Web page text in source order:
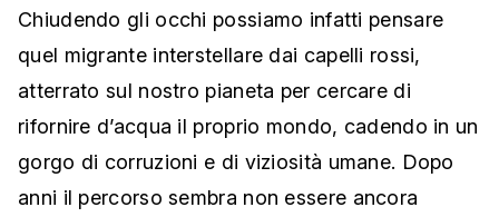
Chiudendo gli occhi possiamo infatti pensare
quel migrante interstellare dai capelli rossi,
atterrato sul nostro pianeta per cercare di
rifornire d’acqua il proprio mondo, cadendo in un
gorgo di corruzioni e di viziosità umane. Dopo
anni il percorso sembra non essere ancora